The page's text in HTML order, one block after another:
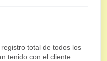
total de todos los
tenido con el cliente.